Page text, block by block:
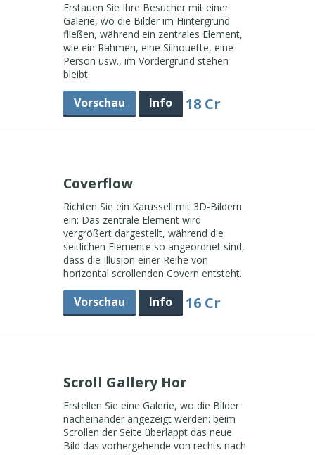
Erstauen Sie Ihre Besucher mit einer
Galerie, wo die Bilder im Hintergrund
fließen, während ein zentrales Element,
wie ein Rahmen, eine Silhouette, eine
Person usw., im Vordergrund stehen
bleibt.
Vorschau Info 18 Cr
Coverflow
Richten Sie ein Karussell mit 3D-Bildern
ein: Das zentrale Element wird
vergrößert dargestellt, während die
seitlichen Elemente so angeordnet sind,
dass die Illusion einer Reihe von
horizontal scrollenden Covern entsteht.
Vorschau Info 16 Cr
Scroll Gallery Hor
Erstellen Sie eine Galerie, wo die Bilder
nacheinander angezeigt werden: beim
Scrollen der Seite überlappt das neue
Bild das vorhergehende von rechts nach